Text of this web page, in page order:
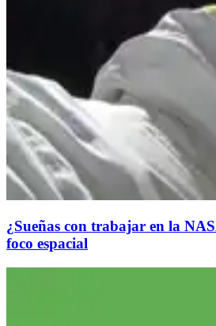
¿Sueñas con trabajar en la
foco espacial